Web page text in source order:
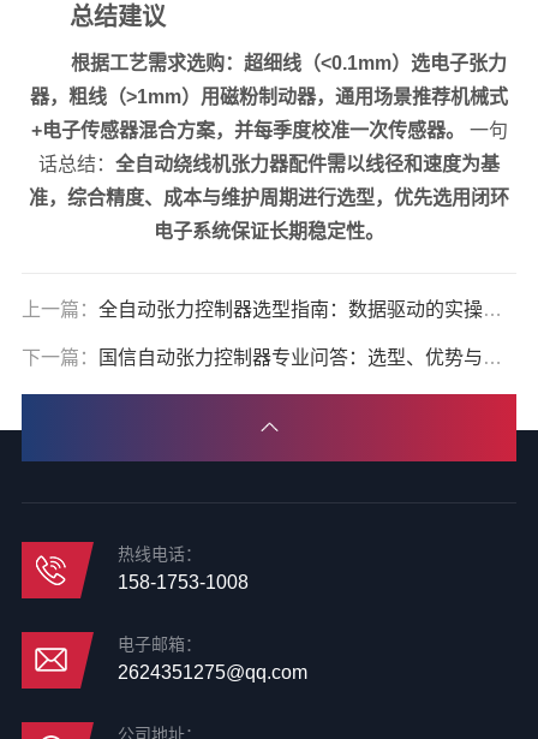
总结建议
根据工艺需求选购：超细线（<0.1mm）选电子张力
器，粗线（>1mm）用磁粉制动器，通用场景推荐机械式
+电子传感器混合方案，并每季度校准一次传感器。
一句
话总结： 全自动绕线机张力器配件需以线径和速度为基
准，综合精度、成本与维护周期进行选型，优先选用闭环
电子系统保证长期稳定性。
上一篇： 全自动张力控制器选型指南：数据驱动的实操要点与深度思考
下一篇： 国信自动张力控制器专业问答：选型、优势与应用全解析
热线电话：
158-1753-1008
电子邮箱：
2624351275@qq.com
公司地址：